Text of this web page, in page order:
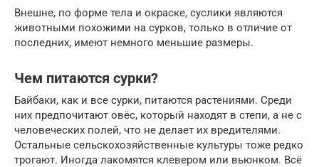
Внешне, по форме тела и окраске, суслики являются
животными похожими на сурков, только в отличие от
последних, имеют немного меньшие размеры.
Чем питаются сурки?
Байбаки, как и все сурки, питаются растениями. Среди
них предпочитают овёс, который находят в степи, а не с
человеческих полей, что не делает их вредителями.
Остальные сельскохозяйственные культуры тоже редко
трогают. Иногда лакомятся клевером или вьюнком. Всё